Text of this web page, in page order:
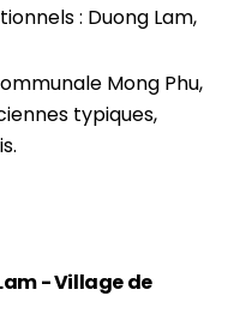
: Duong Lam,
Mong Phu,
typiques,
- Village de